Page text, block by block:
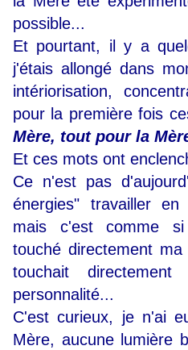
possible...
Et pourtant, il y a
j'étais allongé dans
intériorisation,
pour la première fois
Mère, tout pour la
Et ces mots ont
Ce n'est pas
énergies" travailler
mais c'est comme
touché directement
touchait
personnalité...
C'est curieux, je n'ai
Mère, aucune lumière